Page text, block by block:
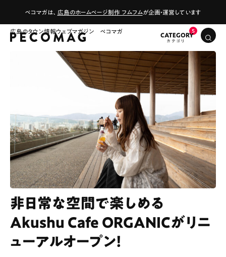
ペコマガは、 広島のホームページ制作 フムフムが企画・運営しています
広島のタウン情報ウェブマガジン ペコマガ
CATEGORY
非日常な空間で楽しめる
Akushu Cafe ORGANICがリニ
ューアルオープン！